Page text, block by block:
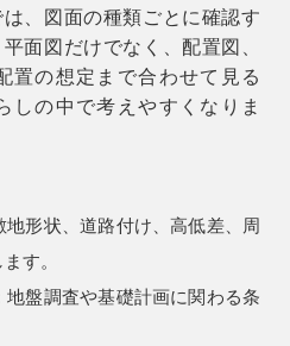
、図面の種類ごとに確認す
面図だけでなく、配置図、
置の想定まで合わせて見る
しの中で考えやすくなりま
形状、道路付け、高低差、周
す。
盤調査や基礎計画に関わる条